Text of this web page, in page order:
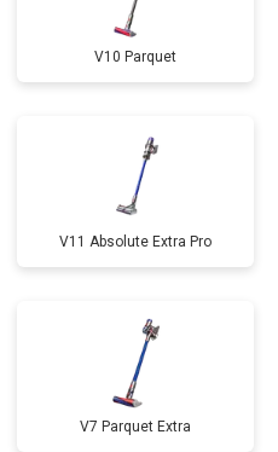
V10 Parquet
V11 Absolute Extra Pro
V7 Parquet Extra